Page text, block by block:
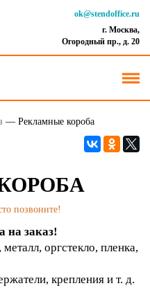
ok@stendoffice.ru
г. Москва,
Огородный пр., д. 20
— Рекламные короба
позвоните!
на заказ!
металл, оргстекло, пленка,
крепления и т. д.